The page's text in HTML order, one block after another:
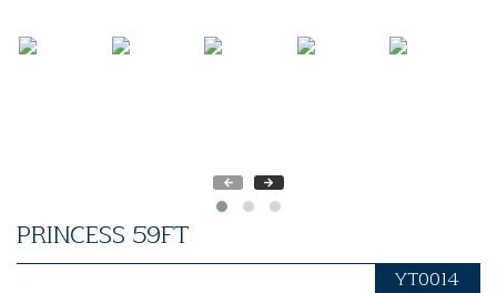
PRINCESS 59FT
YT0014